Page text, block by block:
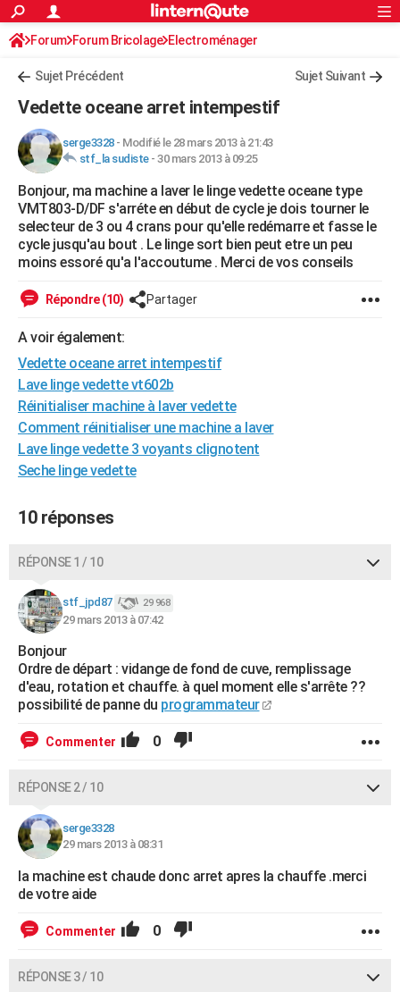
ACTUALITÉS
Politique
Société
Faits Divers
Education
Monde
Villes
+
FINANCE
Retraite
Impôts
Epargne
Immobilier
Risques naturels par ville
Banque
Assurance
Crédit
AUTO
Essais
Réserver un essai
Citadines
Berlines
SUV
Forum auto
+HIGH-TECH
Mobiles
Meilleur smartphone
Internet
Ordinateurs
Jeux vidéo
Guide high-tech
+BRICOLAGE
Forum
Aménagement intérieur
Extérieur
Cuisine
Salle de bains
Jardinage
Rangement
Guides de France
Escapades
Patrimoine
Expositions
Musées
Week-end nature
Art de vivre
Bien-être
Loisirs
Mode
Modes de vie
Alimentation
Guide de la santé
Maladies
Médicaments
Sommeil
VOYAGE
PHOTO
GUIDES D'ACHAT
CARTE DE VOEUX
Carte de Noël
Carte Bonne année
Carte Saint-Valentin
Carte Pâques
Carte d'anniversaire
DICTIONNAIRE
Dictionnaire
Biographies
Citations
Expressions
Proverbes
PROGRAMME TV
S'inscrire
Se connecter
Lycées
Collèges
Primaires
Universités
Entreprises
Service militaire
Avis de recherche
AVIS DE DÉCÈS
FORUM
Bricolage
Lifestyle
Culture
Sport
Auto
Television
Voyage
Cinema
S'inscrire
Connexion
Forum Forum Bricolage Electroménager
Sujet Précédent Sujet Suivant
Vedette oceane arret intempestif
serge3328- Modifié le 28 mars 2013 à 21:43
stf_la sudiste- 30 mars 2013 à 09:25
Bonjour, ma machine a laver le linge vedette oceane type
VMT803-D/DF s'arréte en début de cycle je dois tourner le
selecteur de 3 ou 4 crans pour qu'elle redémarre et fasse le
cycle jusqu'au bout . Le linge sort bien peut etre un peu
moins essoré qu'a l'accoutume . Merci de vos conseils
Répondre (10) Partager
A voir également:
Vedette oceane arret intempestif
Lave linge vedette vt602b
Réinitialiser machine à laver vedette
Comment réinitialiser une machine a laver
Lave linge vedette 3 voyants clignotent
Seche linge vedette
10 réponses
RÉPONSE 1 / 10
stf_jpd87 29 968
29 mars 2013 à 07:42
Bonjour
Ordre de départ : vidange de fond de cuve, remplissage
d'eau, rotation et chauffe. à quel moment elle s'arrête ??
possibilité de panne du programmateur
Commenter 0
RÉPONSE 2 / 10
serge3328
29 mars 2013 à 08:31
la machine est chaude donc arret apres la chauffe .merci
de votre aide
Commenter 0
RÉPONSE 3 / 10